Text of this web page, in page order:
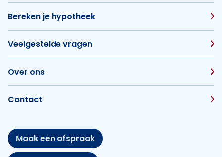
Bereken je hypotheek
Veelgestelde vragen
Over ons
Contact
Maak een afspraak